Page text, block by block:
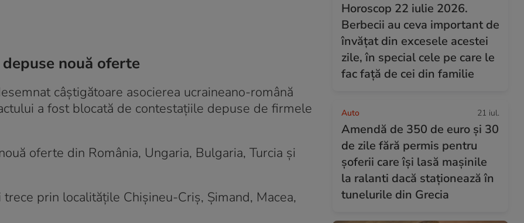
nouă oferte
câștigătoare asocierea ucraineano-română
a fost blocată de contestațiile depuse de firmele
oferte din România, Ungaria, Bulgaria, Turcia și
prin localitățile Chișineu-Criș, Șimand, Macea,
Horoscop 22 iulie 2026.
Berbecii au ceva important de
învățat din excesele acestei
zile, în special cele pe care le
fac față de cei din familie
Auto 21 iul.
Amendă de 350 de euro și 30
de zile fără permis pentru
șoferii care își lasă mașinile
la ralanti dacă staționează în
tunelurile din Grecia